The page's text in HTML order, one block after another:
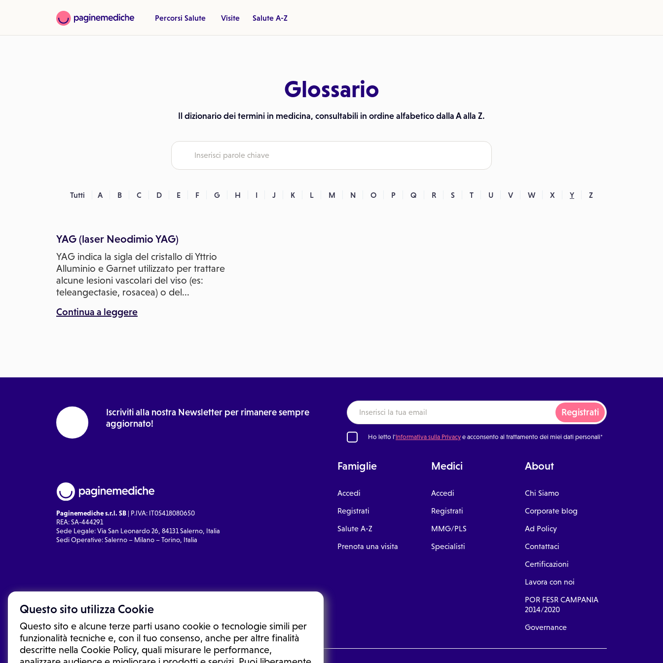
Questo sito utilizza Cookie
Questo sito e alcune terze parti usano cookie o tecnologie simili per
funzionalità tecniche e, con il tuo consenso, anche per altre finalità
descritte nella Cookie Policy, quali misurare le performance,
Percorsi Salute Visite Salute A-Z
Glossario
Il dizionario dei termini in medicina, consultabili in ordine alfabetico dalla A alla Z.
Tutti A B C D E F G H I J K L M N O P Q R S T U V W X Y Z
YAG (laser Neodimio YAG)
YAG indica la sigla del cristallo di Yttrio
Alluminio e Garnet utilizzato per trattare
alcune lesioni vascolari del viso (es:
teleangectasie, rosacea) o del...
Continua a leggere
Iscriviti alla nostra Newsletter per rimanere sempre
aggiornato!
Registrati
Ho letto l'Informativa sulla Privacye acconsento al trattamento dei miei dati personali*
Paginemediche s.r.l. SB | P.IVA: IT05418080650
REA: SA-444291
Sede Legale: Via San Leonardo 26, 84131 Salerno, Italia
Sedi Operative: Salerno – Milano – Torino, Italia
Famiglie
Accedi
Registrati
Salute A-Z
Prenota una visita
Medici
Accedi
Registrati
MMG/PLS
Specialisti
About
Chi Siamo
Corporate blog
Ad Policy
Contattaci
Certificazioni
Lavora con noi
POR FESR CAMPANIA
2014/2020
Governance